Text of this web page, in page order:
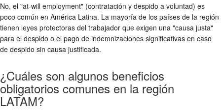
No, el "at-will employment" (contratación y despido a voluntad) es
poco común en América Latina. La mayoría de los países de la región
tienen leyes protectoras del trabajador que exigen una "causa justa"
para el despido o el pago de indemnizaciones significativas en caso
de despido sin causa justificada.
¿Cuáles son algunos beneficios
obligatorios comunes en la región
LATAM?